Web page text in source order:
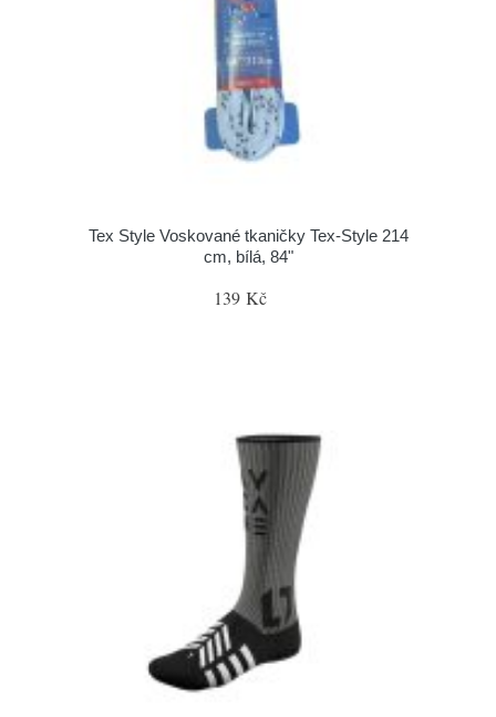
Tex Style Voskované tkaničky Tex-Style 214
cm, bílá, 84"
139 Kč